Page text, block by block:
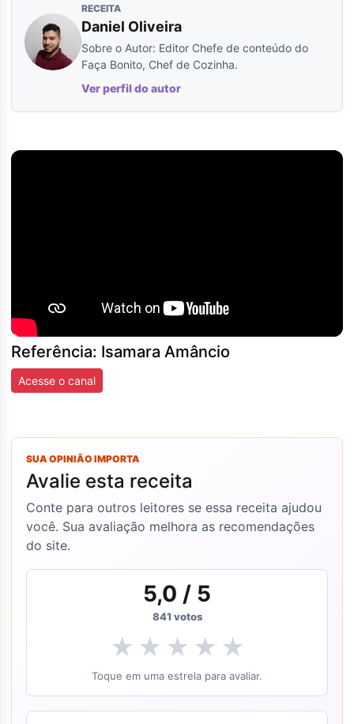
RECEITA
Daniel Oliveira
Sobre o Autor: Editor Chefe de conteúdo do
Faça Bonito, Chef de Cozinha.
Ver perfil do autor
Referência: Isamara Amâncio
Acesse o canal
SUA OPINIÃO IMPORTA
Avalie esta receita
Conte para outros leitores se essa receita ajudou
você. Sua avaliação melhora as recomendações
do site.
5,0 / 5
841 votos
★ ★ ★ ★ ★
Toque em uma estrela para avaliar.